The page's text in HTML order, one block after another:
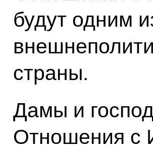
будут одним
страны.
Дамы и
Отношения с